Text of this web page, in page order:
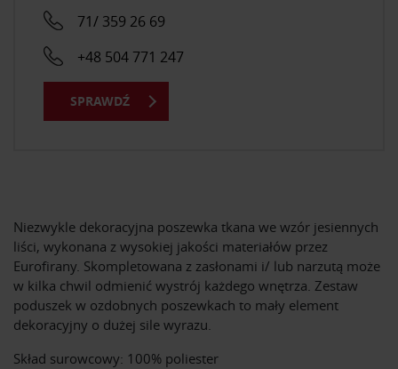
Niezwykle dekoracyjna poszewka tkana we wzór jesiennych
liści, wykonana z wysokiej jakości materiałów przez
Eurofirany. Skompletowana z zasłonami i/ lub narzutą może
w kilka chwil odmienić wystrój każdego wnętrza. Zestaw
poduszek w ozdobnych poszewkach to mały element
dekoracyjny o dużej sile wyrazu.
Skład surowcowy: 100% poliester
71/ 359 26 69
+48 504 771 247
SPRAWDŹ